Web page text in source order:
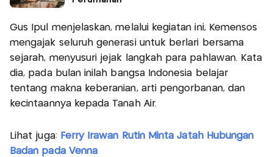
Gus Ipul menjelaskan, melalui kegiatan ini, Kemensos
mengajak seluruh generasi untuk berlari bersama
sejarah, menyusuri jejak langkah para pahlawan. Kata
dia, pada bulan inilah bangsa Indonesia belajar
tentang makna keberanian, arti pengorbanan, dan
kecintaannya kepada Tanah Air.
Lihat juga: Ferry Irawan Rutin Minta Jatah Hubungan
Badan pada Venna